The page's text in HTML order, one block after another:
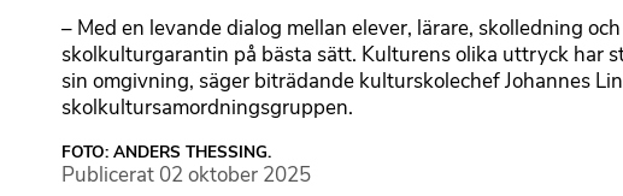
– Med en levande dialog mellan elever, lärare, skolledning
skolkulturgarantin på bästa sätt. Kulturens olika uttryck har
sin omgivning, säger biträdande kulturskolechef Johannes
skolkultursamordningsgruppen.
FOTO: ANDERS THESSING.
Publicerat 02 oktober 2025